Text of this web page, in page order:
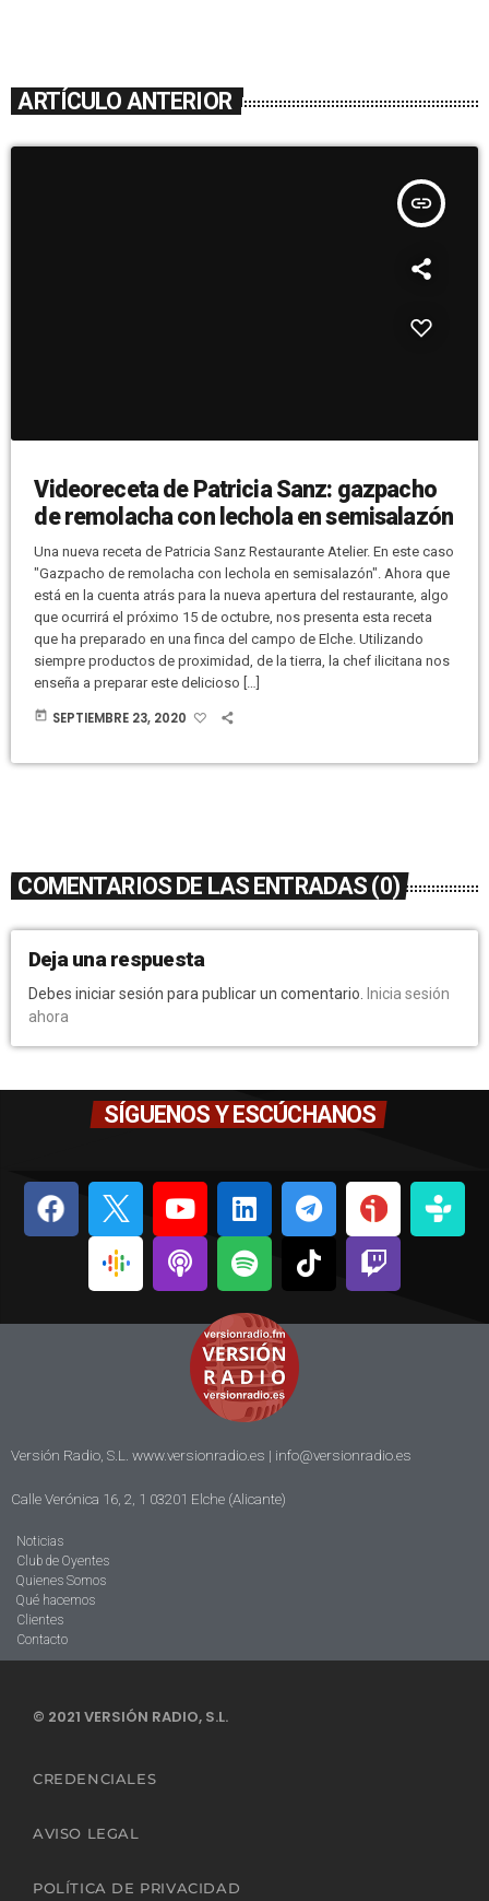
ARTÍCULO ANTERIOR
insert_link
Videoreceta de Patricia Sanz: gazpacho
de remolacha con lechola en semisalazón
Una nueva receta de Patricia Sanz Restaurante Atelier. En este caso
"Gazpacho de remolacha con lechola en semisalazón". Ahora que
está en la cuenta atrás para la nueva apertura del restaurante, algo
que ocurrirá el próximo 15 de octubre, nos presenta esta receta
que ha preparado en una finca del campo de Elche. Utilizando
siempre productos de proximidad, de la tierra, la chef ilicitana nos
enseña a preparar este delicioso […]
today SEPTIEMBRE 23, 2020
COMENTARIOS DE LAS ENTRADAS (0)
Deja una respuesta
Debes iniciar sesión para publicar un comentario.
Inicia sesión
ahora
SÍGUENOS Y ESCÚCHANOS
Versión Radio, S.L. www.versionradio.es | info@versionradio.es
Calle Verónica 16, 2, 1 03201 Elche (Alicante)
Noticias
Club de Oyentes
Quienes Somos
Qué hacemos
Clientes
Contacto
© 2021 VERSIÓN RADIO, S.L.
CREDENCIALES
AVISO LEGAL
POLÍTICA DE PRIVACIDAD